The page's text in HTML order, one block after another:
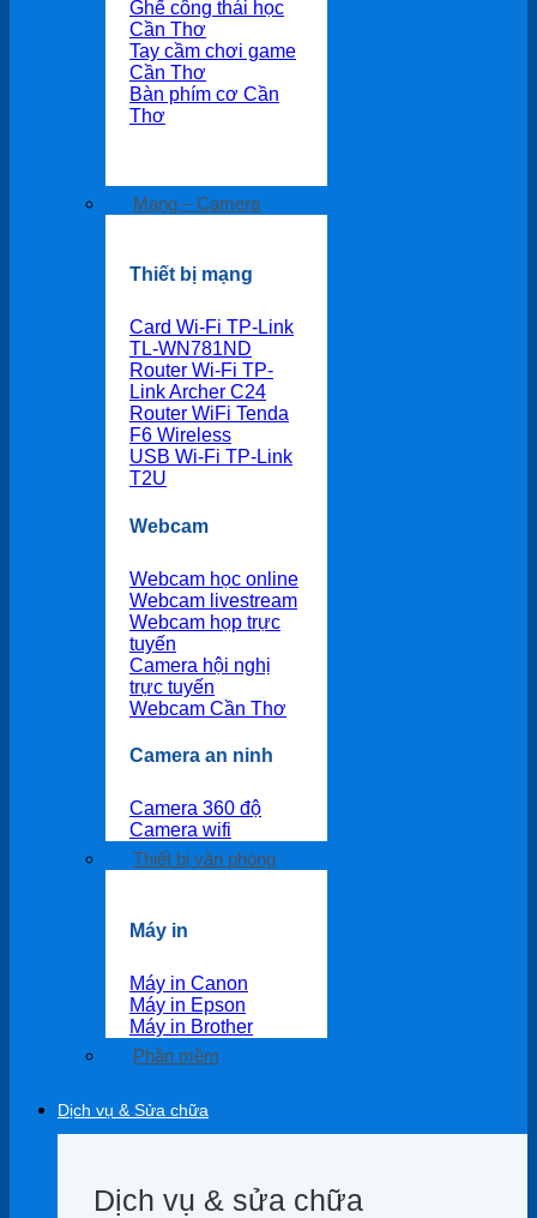
Ghế công thái học
Cần Thơ
Tay cầm chơi game
Cần Thơ
Bàn phím cơ Cần
Thơ
Mạng – Camera
Thiết bị mạng
Card Wi-Fi TP-Link
TL-WN781ND
Router Wi-Fi TP-
Link Archer C24
Router WiFi Tenda
F6 Wireless
USB Wi-Fi TP-Link
T2U
Webcam
Webcam học online
Webcam livestream
Webcam họp trực
tuyến
Camera hội nghị
trực tuyến
Webcam Cần Thơ
Camera an ninh
Camera 360 độ
Camera wifi
Thiết bị văn phòng
Máy in
Máy in Canon
Máy in Epson
Máy in Brother
Phần mềm
Dịch vụ & Sửa chữa
Dịch vụ & sửa chữa